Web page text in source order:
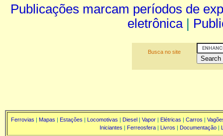
Publicações marcam períodos de
eletrônica |
Busca no site
Ferrovias Mapas Estações Locomotivas Diesel Vapor Elétricas Carros
Iniciantes
Ferreosfera| Livros Documentação|